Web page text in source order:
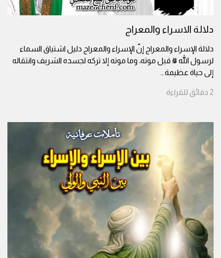
دلالة الاسراء والمعراج
دلالة الإسراء والمعراج إنّ الإسراء والمعراج دليل اشتياق السماء
لرسول الله ﷺ قبل موته، وما موته إلا تركه لجسده الشريف وانتقاله
إلى حياة عظيمة...
2 دقائق للقراءة